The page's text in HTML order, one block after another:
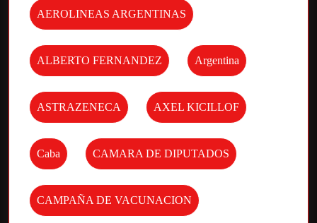
AEROLINEAS ARGENTINAS
ALBERTO FERNANDEZ Argentina
ASTRAZENECA AXEL KICILLOF
Caba CAMARA DE DIPUTADOS
CAMPAÑA DE VACUNACION